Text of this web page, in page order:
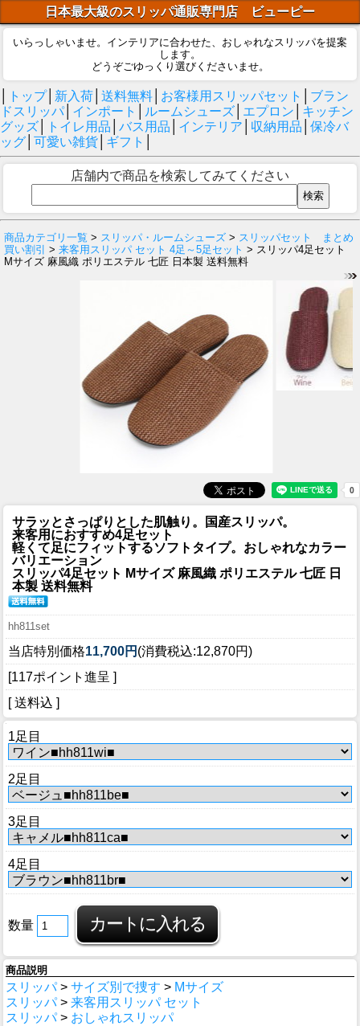
日本最大級のスリッパ通販専門店 ビューピー
いらっしゃいませ。インテリアに合わせた、おしゃれなスリッパを提案
します。
どうぞごゆっくり選びくださいませ。
トップ│ 新入荷 送料無料 お客様用スリッパセット
ブラン
ドスリッパ│ インポート ルームシューズ エプロン
キッチン
グッズ
トイレ用品 バス用品 インテリア 収納用品
保冷バ
ッグ 可愛い雑貨 ギフト
店舗内で商品を検索してみてください
商品カテゴリ一覧 > スリッパ・ルームシューズ > スリッパセット まとめ
買い割引
> 来客用スリッパ セット 4足～5足セット > スリッパ4足セット
Mサイズ 麻風織 ポリエステル 七匠 日本製 送料無料
サラッとさっぱりとした肌触り。国産スリッパ。
来客用におすすめ4足セット
軽くて足にフィットするソフトタイプ。おしゃれなカラー
バリエーション
スリッパ4足セット Mサイズ 麻風織 ポリエステル 七匠 日
本製 送料無料
hh811set
当店特別価格11,700円 (消費税込:12,870円)
[117ポイント進呈 ]
[ 送料込 ]
1足目
2足目
3足目
4足目
数量
商品説明
スリッパ> サイズ別で捜す > Mサイズ
スリッパ> 来客用スリッパ セット
スリッパ> おしゃれスリッパ